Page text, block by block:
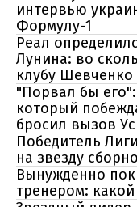
интервью
Формулу-1
Реал
Лунина: во
клубу Шевченко
"Порвал бы
который
бросил вызов
Победитель
на звезду
Вынужденно
тренером: